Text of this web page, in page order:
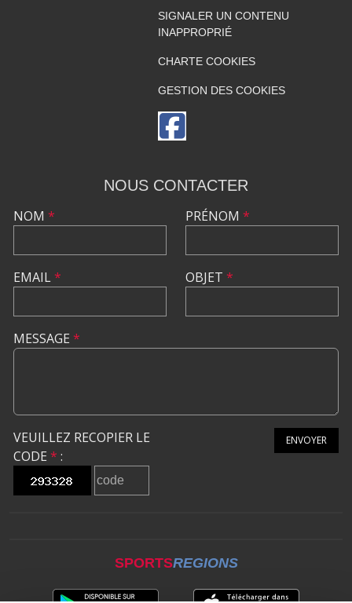
SIGNALER UN CONTENU
INAPPROPRIÉ
CHARTE COOKIES
GESTION DES COOKIES
NOUS CONTACTER
NOM *
EMAIL*
PRÉNOM *
OBJET *
MESSAGE *
VEUILLEZ RECOPIER LE
CODE * :
ENVOYER
SPORTSREGIONS